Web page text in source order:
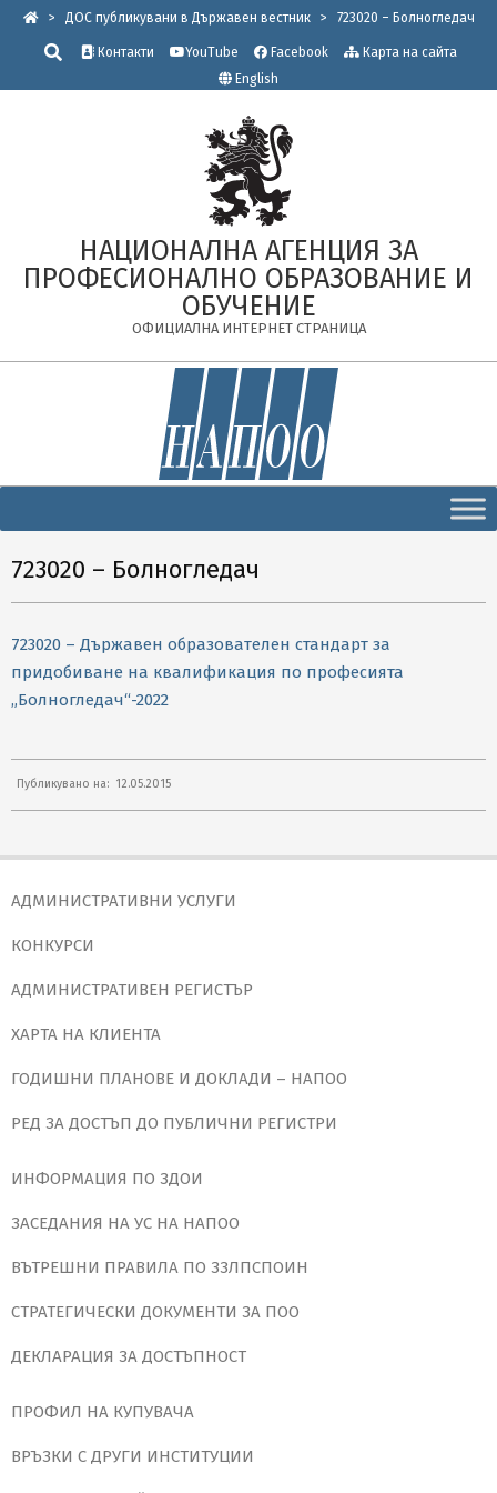
Skip
content
> ДОС публикувани в Държавен вестник >
723020 – Болногледач
Търсене
Контакти YouTube Facebook
Карта на сайта
English
НАЦИОНАЛНА АГЕНЦИЯ ЗА
ПРОФЕСИОНАЛНО ОБРАЗОВАНИЕ И
ОБУЧЕНИЕ
ОФИЦИАЛНА ИНТЕРНЕТ СТРАНИЦА
Navigation
723020 – Болногледач
723020 – Държавен образователен стандарт за
придобиване на квалификация по професията
„Болногледач“-2022
Публикувано на: 12.05.2015
АДМИНИСТРАТИВНИ УСЛУГИ
КОНКУРСИ
АДМИНИСТРАТИВЕН РЕГИСТЪР
ХАРТА НА КЛИЕНТА
ГОДИШНИ ПЛАНОВЕ И ДОКЛАДИ – НАПОО
РЕД ЗА ДОСТЪП ДО ПУБЛИЧНИ РЕГИСТРИ
ИНФОРМАЦИЯ ПО ЗДОИ
ЗАСЕДАНИЯ НА УС НА НАПОО
ВЪТРЕШНИ ПРАВИЛА ПО ЗЗЛПСПОИН
СТРАТЕГИЧЕСКИ ДОКУМЕНТИ ЗА ПОО
ДЕКЛАРАЦИЯ ЗА ДОСТЪПНОСТ
ПРОФИЛ НА КУПУВАЧА
ВРЪЗКИ С ДРУГИ ИНСТИТУЦИИ